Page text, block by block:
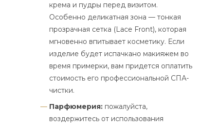
крема и пудры перед визитом.
Особенно деликатная зона — тонкая
прозрачная сетка (Lace Front), которая
мгновенно впитывает косметику. Если
изделие будет испачкано макияжем во
время примерки, вам придется оплатить
стоимость его профессиональной СПА-
чистки.
Парфюмерия: пожалуйста,
воздержитесь от использования